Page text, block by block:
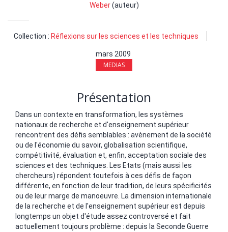
Weber(auteur)
Collection : Réflexions sur les sciences et les techniques
mars 2009
MEDIAS
Présentation
Dans un contexte en transformation, les systèmes
nationaux de recherche et d'enseignement supérieur
rencontrent des défis semblables : avènement de la société
ou de l'économie du savoir, globalisation scientifique,
compétitivité, évaluation et, enfin, acceptation sociale des
sciences et des techniques. Les Etats (mais aussi les
chercheurs) répondent toutefois à ces défis de façon
différente, en fonction de leur tradition, de leurs spécificités
ou de leur marge de manoeuvre. La dimension internationale
de la recherche et de l'enseignement supérieur est depuis
longtemps un objet d'étude assez controversé et fait
actuellement toujours problème : depuis la Seconde Guerre